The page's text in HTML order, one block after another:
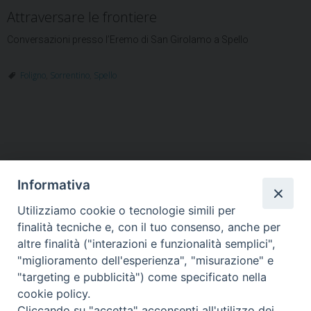
Attraversare le frontiere
Conversazioni presso l’Eremo di San Girolamo a Spello
Foligno Sorrentino Spello
HOME VESCOVO ORARI MESSE
CURIA VESCOVILE
TUTELA MINORI
UFFICI PASTORALI PERSONE
VITA CONSACRATA
DOCUMENTI
CONTATTI
Copyright © 2018 Diocesi di Foligno /Curia . Piazza Mons. Faloci 3 - 06034
Informativa
Utilizziamo cookie o tecnologie simili per
finalità tecniche e, con il tuo consenso, anche per
altre finalità ("interazioni e funzionalità semplici",
"miglioramento dell'esperienza", "misurazione" e
"targeting e pubblicità") come specificato nella
cookie policy.